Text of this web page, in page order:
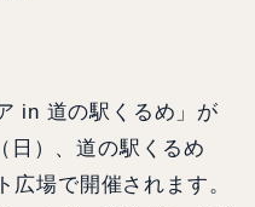
in 道の駅くるめ」が
日）、道の駅くるめ
広場で開催されます。